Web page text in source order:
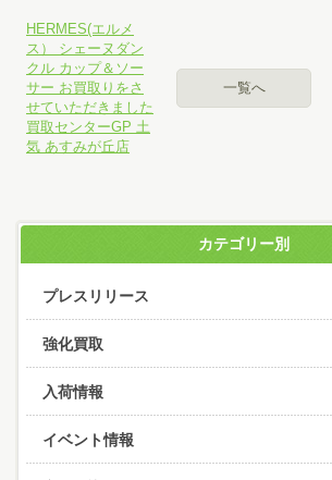
HERMES(エルメ
ス） シェーヌダン
クル カップ＆ソー
サー お買取りをさ
せていただきました
買取センターGP 土
気 あすみが丘店
一覧へ
カテゴリー別
プレスリリース
強化買取
入荷情報
イベント情報